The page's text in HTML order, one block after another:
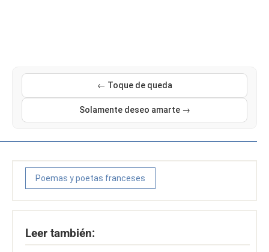
← Toque de queda
Solamente deseo amarte →
Poemas y poetas franceses
Leer también: